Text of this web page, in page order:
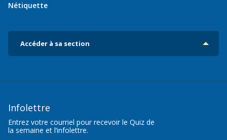
Nétiquette
Accéder à sa section
Infolettre
Entrez votre courriel pour recevoir le Quiz de
la semaine et l’infolettre.